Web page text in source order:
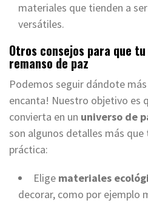
materiales que tienden a
versátiles.
Otros consejos para que
remanso de paz
Podemos seguir dándote
encanta! Nuestro objetivo es
convierta en un universo de
son algunos detalles más que
práctica:
Elige materiales
decorar, como por ejemplo